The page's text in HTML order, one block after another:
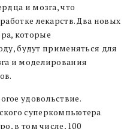
и мозга, что
лекарств. Два новых
которые
будут применяться для
и моделирования
удовольствие.
суперкомпьютера
в том числе, 100